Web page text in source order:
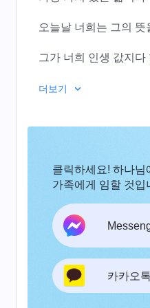
오늘날 너희는 그의 뜻
그가 너희 인생 값지다
선택된 자만 의미 있는
그에게 택함, 사랑, 높
하나님의 은혜
그가 너희의 영적 눈을
그 앞으로 인도한 것이
더보기
클릭하세요! 하나
가족에게 임할 것입
카카오